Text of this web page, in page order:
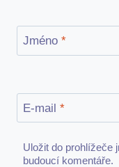
Jméno *
E-mail *
Uložit do prohlížeče
budoucí komentáře.